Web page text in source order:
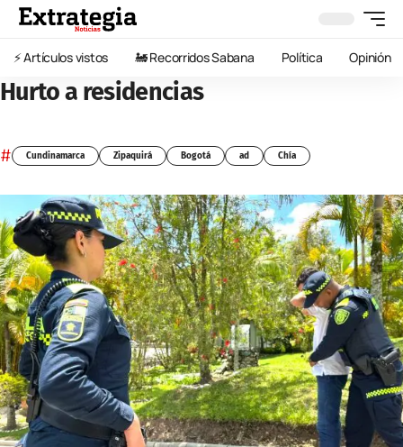
⚡️ Artículos vistos 🚂 Recorridos Sabana Política Opinión
Hurto a residencias
# Cundinamarca Zipaquirá Bogotá ad Chía